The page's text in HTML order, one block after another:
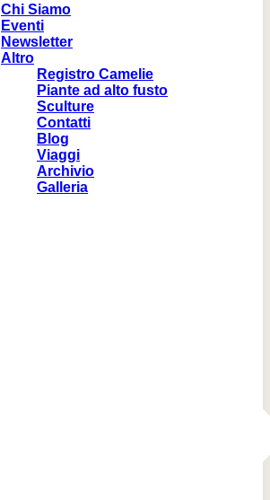
Chi Siamo
Eventi
Newsletter
Altro
Registro Camelie
Piante ad alto fusto
Sculture
Contatti
Blog
Viaggi
Archivio
Galleria